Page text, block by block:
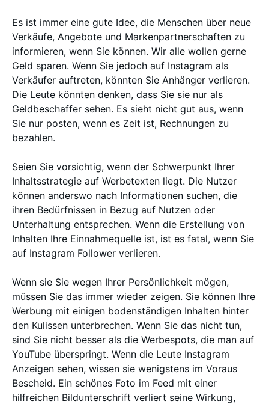
Es ist immer eine gute Idee, die Menschen über neue
Verkäufe, Angebote und Markenpartnerschaften zu
informieren, wenn Sie können. Wir alle wollen gerne
Geld sparen. Wenn Sie jedoch auf Instagram als
Verkäufer auftreten, könnten Sie Anhänger verlieren.
Die Leute könnten denken, dass Sie sie nur als
Geldbeschaffer sehen. Es sieht nicht gut aus, wenn
Sie nur posten, wenn es Zeit ist, Rechnungen zu
bezahlen.
Seien Sie vorsichtig, wenn der Schwerpunkt Ihrer
Inhaltsstrategie auf Werbetexten liegt. Die Nutzer
können anderswo nach Informationen suchen, die
ihren Bedürfnissen in Bezug auf Nutzen oder
Unterhaltung entsprechen. Wenn die Erstellung von
Inhalten Ihre Einnahmequelle ist, ist es fatal, wenn Sie
auf Instagram Follower verlieren.
Wenn sie Sie wegen Ihrer Persönlichkeit mögen,
müssen Sie das immer wieder zeigen. Sie können Ihre
Werbung mit einigen bodenständigen Inhalten hinter
den Kulissen unterbrechen. Wenn Sie das nicht tun,
sind Sie nicht besser als die Werbespots, die man auf
YouTube überspringt. Wenn die Leute Instagram
Anzeigen sehen, wissen sie wenigstens im Voraus
Bescheid. Ein schönes Foto im Feed mit einer
hilfreichen Bildunterschrift verliert seine Wirkung,